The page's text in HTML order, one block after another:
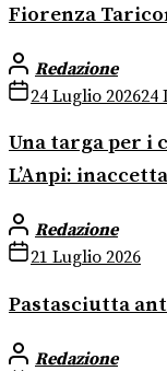
Fiorenza
Redazione
24 Luglio 202624
Una targa per i
L’Anpi:
Redazione
21 Luglio 2026
Pastasciutta
Redazione